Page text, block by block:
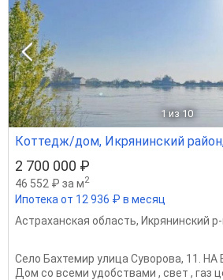
1 из 10
Коттедж/дом, Икрянинский
2 700 000 ₽
46 552 ₽ за м2
Ипотека от 12 936 ₽ в месяц
Астраханская область, Икрянинский
Село Бахтемир улица Суворова, 11. НА
Дом со всеми удобствами , свет , газ